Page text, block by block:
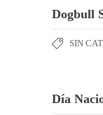
Dogbull
SIN
Día